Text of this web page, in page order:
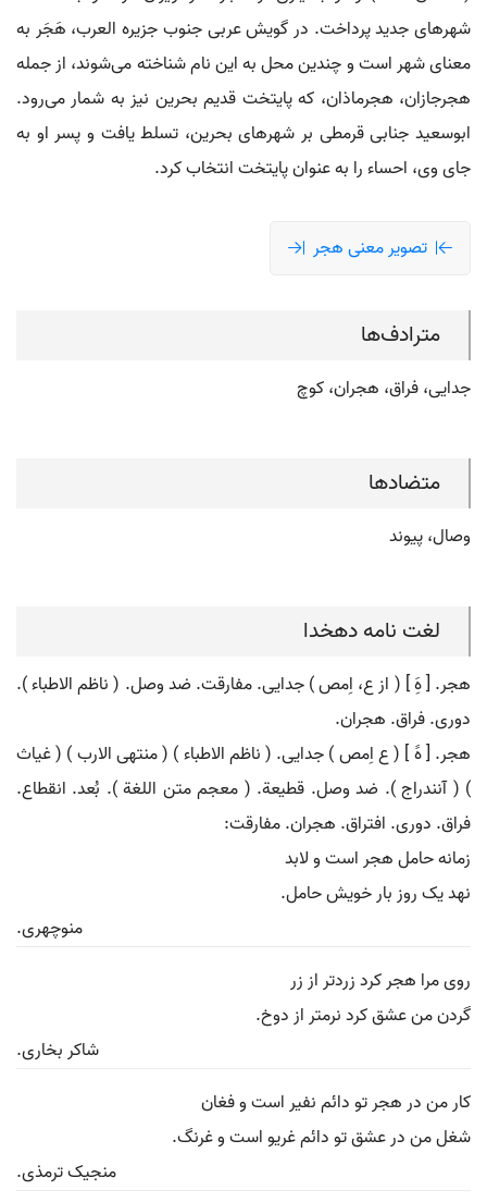
شهرهای جدید پرداخت. در گویش عربی جنوب جزیره العرب، هَجَر به
معنای شهر است و چندین محل به این نام شناخته می‌شوند، از جمله
هجرجازان، هجرماذان، که پایتخت قدیم بحرین نیز به شمار می‌رود.
ابوسعید جنابی قرمطی بر شهرهای بحرین، تسلط یافت و پسر او به
جای وی، احساء را به عنوان پایتخت انتخاب کرد.
تصویر معنی هجر
مترادف‌ها
جدایی، فراق، هجران، کوچ
متضادها
وصال، پیوند
لغت نامه دهخدا
هجر. [ هَِ ] ( از ع، اِمص ) جدایی. مفارقت. ضد وصل. ( ناظم الاطباء ).
دوری. فراق. هجران.
هجر. [ هََ ] ( ع اِمص ) جدایی. ( ناظم الاطباء ) ( منتهی الارب ) ( غیاث
) ( آنندراج ). ضد وصل. قطیعة. ( معجم متن اللغة ). بُعد. انقطاع.
فراق. دوری. افتراق. هجران. مفارقت:
زمانه حامل هجر است و لابد
نهد یک روز بار خویش حامل.
منوچهری.
روی مرا هجر کرد زردتر از زر
گردن من عشق کرد نرمتر از دوخ.
شاکر بخاری.
کار من در هجر تو دائم نفیر است و فغان
شغل من در عشق تو دائم غریو است و غرنگ.
منجیک ترمذی.